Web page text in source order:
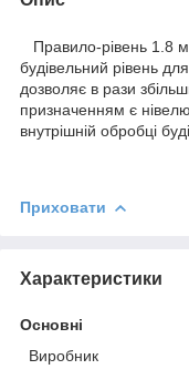
Правило-рівень 1.8
будівельний рівень
дозволяє в рази
призначенням є
внутрішній обробці
Приховати
Характеристики
Основні
Виробник